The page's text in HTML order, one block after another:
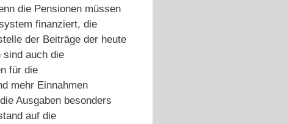
die Pensionen müssen
finanziert, die
der Beiträge der heute
sind auch die
für die
mehr Einnahmen
Ausgaben besonders
auf die